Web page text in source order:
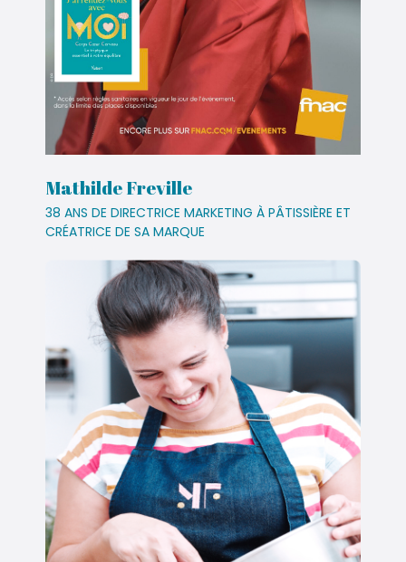
Mathilde Freville
38 ANS DE DIRECTRICE MARKETING À PÂTISSIÈRE ET
CRÉATRICE DE SA MARQUE